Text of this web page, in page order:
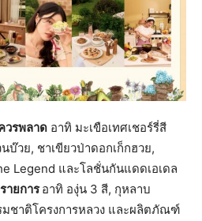
วรพลาด อาทิ มะเขือเทศเชอร์รี่สี
บ๊วย, ชาเขียวป่าดอกเก็กฮวย,
Legend และโลชั่นกันแดดเอเดล
ายการอาทิ องุ่น 3 สี, กุหลาบ
มชาติโครงการหลวง และผลิตภัณฑ์